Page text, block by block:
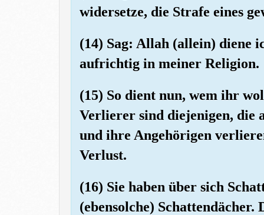
widersetze, die Strafe eines
(14) Sag: Allah (allein) diene
aufrichtig in meiner Religion.
(15) So dient nun, wem ihr
Verlierer sind diejenigen, die
und ihre Angehörigen
Verlust.
(16) Sie haben über sich
(ebensolche)